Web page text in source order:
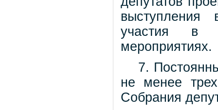
выступления
участия в
мероприятиях.
7.
не менее
Собрания